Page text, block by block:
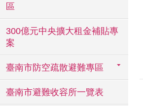
區
300億元中央擴大租金補貼專
案
臺南市防空疏散避難專區
臺南市避難收容所一覽表